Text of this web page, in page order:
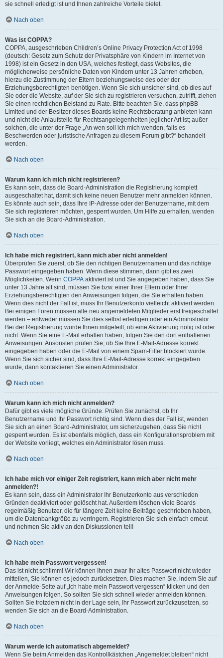
sie schnell erledigt ist und Ihnen zahlreiche Vorteile bietet.
Nach oben
Was ist COPPA?
COPPA, ausgeschrieben Children’s Online Privacy Protection Act of 1998
(deutsch: Gesetz zum Schutz der Privatsphäre von Kindern im Internet von
1998) ist ein Gesetz in den USA, welches festlegt, dass Websites, die
möglicherweise persönliche Daten von Kindern unter 13 Jahren erheben,
hierzu die Zustimmung der Eltern beziehungsweise des oder der
Erziehungsberechtigten benötigen. Wenn Sie sich unsicher sind, ob dies auf
Sie oder die Website, auf der Sie sich zu registrieren versuchen, zutrifft, ziehen
Sie einen rechtlichen Beistand zu Rate. Bitte beachten Sie, dass phpBB
Limited und der Besitzer dieses Boards keine Rechtsberatung anbieten kann
und nicht die Anlaufstelle für Rechtsangelegenheiten jeglicher Art ist; außer
solchen, die unter der Frage „An wen soll ich mich wenden, falls es
Beschwerden oder juristische Anfragen zu diesem Forum gibt?“ behandelt
werden.
Nach oben
Warum kann ich mich nicht registrieren?
Es kann sein, dass die Board-Administration die Registrierung komplett
ausgeschaltet hat, damit sich keine neuen Benutzer mehr anmelden können.
Es könnte auch sein, dass Ihre IP-Adresse oder der Benutzername, mit dem
Sie sich registrieren möchten, gesperrt wurden. Um Hilfe zu erhalten, wenden
Sie sich an die Board-Administration.
Nach oben
Ich habe mich registriert, kann mich aber nicht anmelden!
Überprüfen Sie zuerst, ob Sie den richtigen Benutzernamen und das richtige
Passwort eingegeben haben. Wenn diese stimmen, dann gibt es zwei
Möglichkeiten. Wenn COPPA aktiviert ist und Sie angegeben haben, dass Sie
unter 13 Jahre alt sind, müssen Sie bzw. einer Ihrer Eltern oder Ihrer
Erziehungsberechtigten den Anweisungen folgen, die Sie erhalten haben.
Wenn dies nicht der Fall ist, muss Ihr Benutzerkonto vielleicht aktiviert werden.
Bei einigen Foren müssen alle neu angemeldeten Mitglieder erst freigeschaltet
werden – entweder müssen Sie dies selbst erledigen oder ein Administrator.
Bei der Registrierung wurde Ihnen mitgeteilt, ob eine Aktivierung nötig ist oder
nicht. Wenn Sie eine E-Mail erhalten haben, folgen Sie den dort enthaltenen
Anweisungen. Ansonsten prüfen Sie, ob Sie Ihre E-Mail-Adresse korrekt
eingegeben haben oder die E-Mail von einem Spam-Filter blockiert wurde.
Wenn Sie sich sicher sind, dass Ihre E-Mail-Adresse korrekt eingegeben
wurde, dann kontaktieren Sie einen Administrator.
Nach oben
Warum kann ich mich nicht anmelden?
Dafür gibt es viele mögliche Gründe. Prüfen Sie zunächst, ob Ihr
Benutzername und Ihr Passwort richtig sind. Wenn dies der Fall ist, wenden
Sie sich an einen Board-Administrator, um sicherzugehen, dass Sie nicht
gesperrt wurden. Es ist ebenfalls möglich, dass ein Konfigurationsproblem mit
der Website vorliegt, welches ein Administrator lösen muss.
Nach oben
Ich habe mich vor einiger Zeit registriert, kann mich aber nicht mehr
anmelden?!
Es kann sein, dass ein Administrator Ihr Benutzerkonto aus verschieden
Gründen deaktiviert oder gelöscht hat. Außerdem löschen viele Boards
regelmäßig Benutzer, die für längere Zeit keine Beiträge geschrieben haben,
um die Datenbankgröße zu verringern. Registrieren Sie sich einfach erneut
und nehmen Sie aktiv an den Diskussionen teil!
Nach oben
Ich habe mein Passwort vergessen!
Das ist nicht schlimm! Wir können Ihnen zwar Ihr altes Passwort nicht wieder
mitteilen, Sie können es jedoch zurücksetzen. Dies machen Sie, indem Sie auf
der Anmelde-Seite auf „Ich habe mein Passwort vergessen“ klicken und den
Anweisungen folgen. So sollten Sie sich schnell wieder anmelden können.
Sollten Sie trotzdem nicht in der Lage sein, Ihr Passwort zurückzusetzen, so
wenden Sie sich an die Board-Administration.
Nach oben
Warum werde ich automatisch abgemeldet?
Wenn Sie beim Anmelden das Kontrollkästchen „Angemeldet bleiben“ nicht